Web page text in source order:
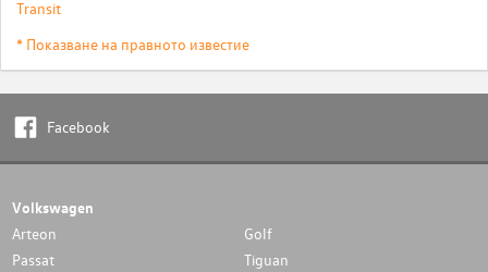
Transit
* Показване на правното известие
Facebook
Volkswagen
Arteon
Golf
Passat
Tiguan